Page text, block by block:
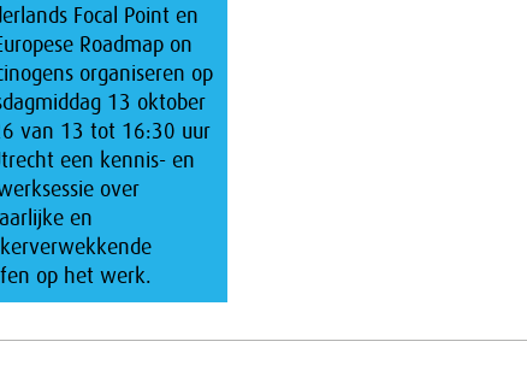
Focal Point en
Roadmap on
organiseren op
13 oktober
van 13 tot 16:30 uur
een kennis- en
over
en
op het werk.